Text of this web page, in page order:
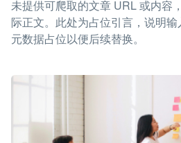
未提供可爬取的文章 URL 或内容
际正文。此处为占位引言，说明
元数据占位以便后续替换。